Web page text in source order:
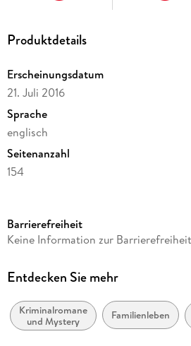
Produktdetails
Erscheinungsdatum
21. Juli 2016
Sprache
englisch
Seitenanzahl
154
Autor/Autorin
Verlag/Hersteller
Produktart
gebunden
Barrierefreiheit
Keine Information zur
Entdecken Sie mehr
Kriminalromane
und Mystery
Familienleben